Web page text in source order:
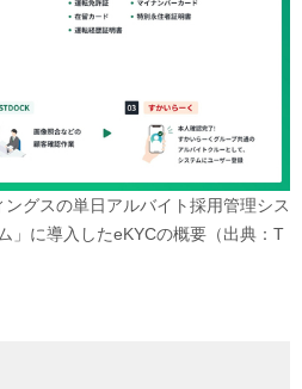
グスの単日アルバイト採用管理シス
」に導入したeKYCの概要（出典：T